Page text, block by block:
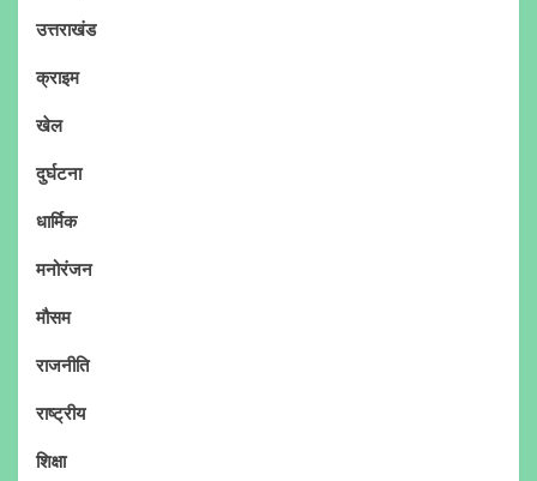
उत्तराखंड
क्राइम
खेल
दुर्घटना
धार्मिक
मनोरंजन
मौसम
राजनीति
राष्ट्रीय
शिक्षा